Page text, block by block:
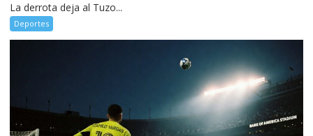
La derrota deja al Tuzo...
Deportes